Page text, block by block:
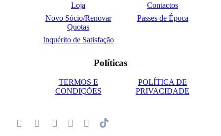
Loja
Contactos
Novo Sócio/Renovar
Quotas
Passes de Época
Inquérito de Satisfação
Políticas
TERMOS E
CONDIÇÕES
POLÍTICA DE
PRIVACIDADE